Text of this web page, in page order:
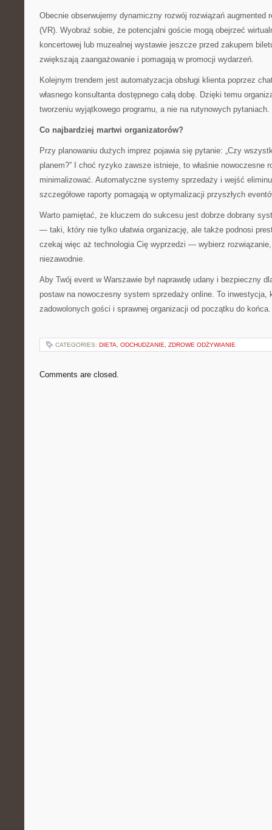
Obecnie obserwujemy dynamiczny rozwój rozwiązań augmented
(VR). Wyobraź sobie, że potencjalni goście mogą obejrzeć
koncertowej lub muzealnej wystawie jeszcze przed zakupem
zwiększają zaangażowanie i pomagają w promocji wydarzeń.
Kolejnym trendem jest automatyzacja obsługi klienta poprzez
własnego konsultanta dostępnego całą dobę. Dzięki temu
tworzeniu wyjątkowego programu, a nie na rutynowych pytaniach.
Co najbardziej martwi organizatorów?
Przy planowaniu dużych imprez pojawia się pytanie: „Czy
planem?” I choć ryzyko zawsze istnieje, to właśnie nowoczesne
minimalizować. Automatyczne systemy sprzedaży i wejść
szczegółowe raporty pomagają w optymalizacji przyszłych
Warto pamiętać, że kluczem do sukcesu jest dobrze dobrany
— taki, który nie tylko ułatwia organizację, ale także podnosi
czekaj więc aż technologia Cię wyprzedzi — wybierz
niezawodnie.
Aby Twój event w Warszawie był naprawdę udany i bezpieczny
postaw na nowoczesny system sprzedaży online. To inwestycja,
zadowolonych gości i sprawnej organizacji od początku do końca.
CATEGORIES: DIETA, ODCHUDZANIE, ZDROWE ODŻYWIANIE
Comments are closed.